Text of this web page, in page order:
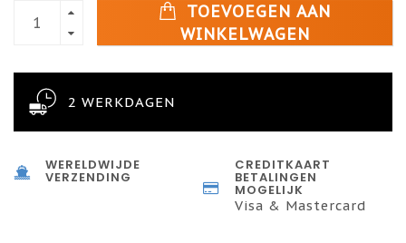
TOEVOEGEN AAN
WINKELWAGEN
2 WERKDAGEN
WERELDWIJDE
VERZENDING
CREDITKAART
BETALINGEN
MOGELIJK
Visa & Mastercard